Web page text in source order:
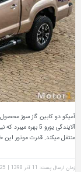
منتقل میکند. قدرت موتور این خودرو 143 اسب‌ بخار و گشتاور آن نیز 210
زمان ارسال پست: 11 آذر 1398 | 21:25